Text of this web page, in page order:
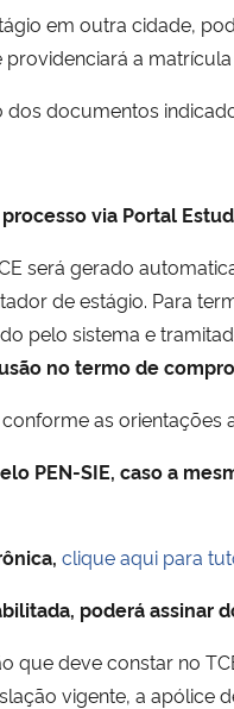
em outra cidade,
a
documentos
via Portal
será gerado
de estágio. Para
pelo sistema e
no termo de
as orientações
PEN-SIE, caso a
clique aqui para
poderá
que deve constar no
vigente, a apólice